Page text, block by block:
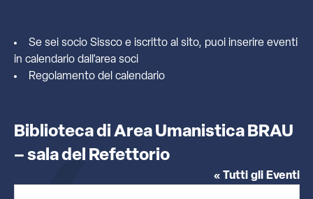
Se sei socio Sissco e iscritto al sito, puoi inserire eventi
in calendario dall'area soci
Regolamento del calendario
Biblioteca di Area Umanistica BRAU
– sala del Refettorio
« Tutti gli Eventi